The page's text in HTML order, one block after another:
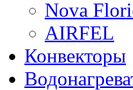
Nova
AIRFEL
Конвекторы